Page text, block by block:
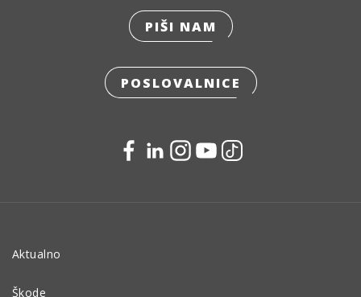
PIŠI NAM
POSLOVALNICE
Aktualno
Škode